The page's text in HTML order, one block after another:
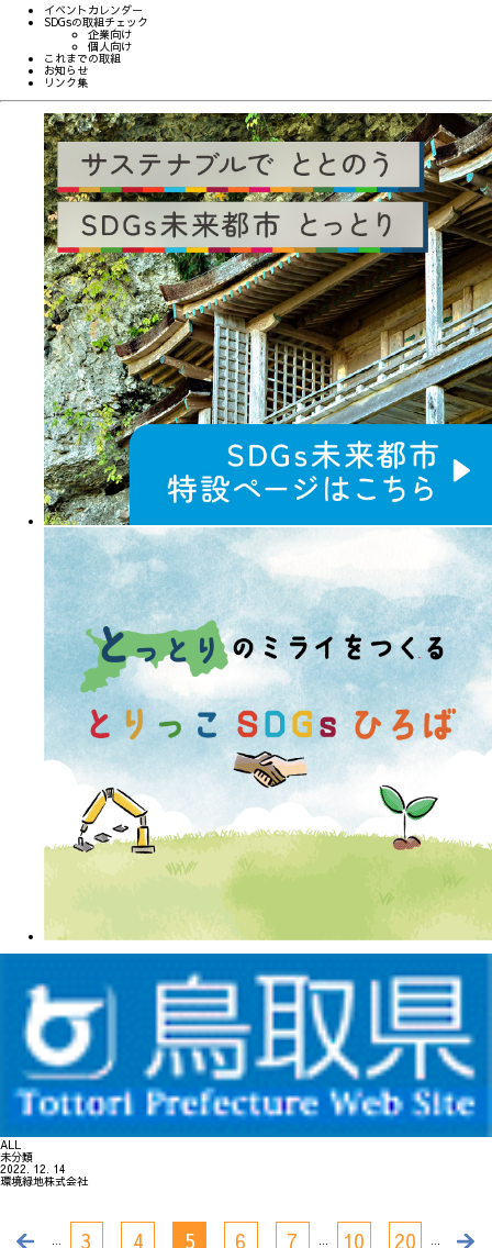
イベントカレンダー
SDGsの取組チェック
企業向け
個人向け
これまでの取組
お知らせ
リンク集
ALL
未分類
2022. 12. 14
環境緑地株式会社
... 3 4 5 6 7 ... 10 20 ...